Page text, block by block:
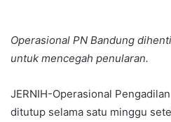
Operasional PN Bandung
untuk mencegah penularan.
JERNIH-Operasional
ditutup selama satu minggu